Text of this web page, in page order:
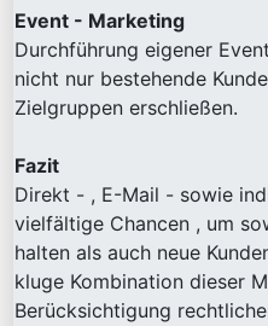
Event - Marketing
Durchführung eigener
nicht nur bestehende
Zielgruppen erschließen.
Fazit
Direkt - , E-Mail - sowie
vielfältige Chancen , um
halten als auch neue
kluge Kombination dieser
Berücksichtigung